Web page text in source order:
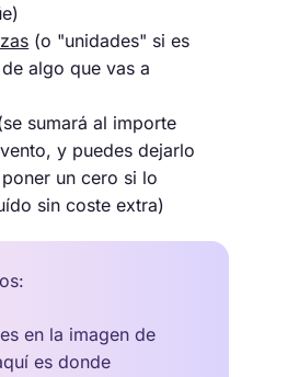
(o "unidades" si es
algo que vas a
sumará al importe
y puedes dejarlo
un cero si lo
sin coste extra)
en la imagen de
es donde